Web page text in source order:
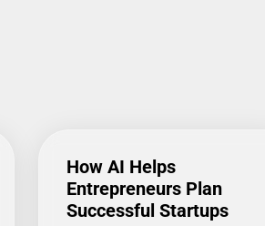
How AI Helps
Entrepreneurs Plan
Successful Startups